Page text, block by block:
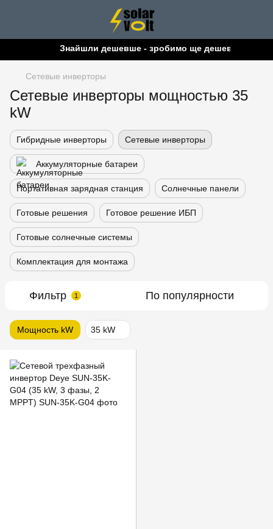
Знайшли дешевше - зробимо ще дешевше!
Сетевые инверторы
Сетевые инверторы мощностью 35
kW
Гибридные инверторы Сетевые инверторы
Аккумуляторные батареи
Портативная зарядная станция Солнечные панели
Готовые решения Готовое решение ИБП
Готовые солнечные системы
Комплектация для монтажа
Фильтр 1 По популярности
Мощность kW 35 kW